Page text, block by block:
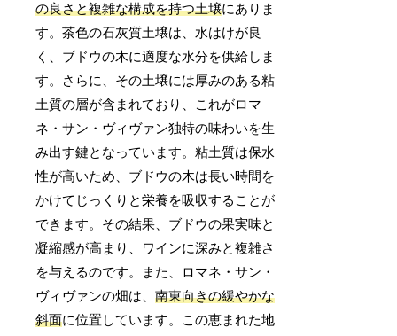
の良さと複雑な構成を持つ土壌にありま
す。茶色の石灰質土壌は、水はけが良
く、ブドウの木に適度な水分を供給しま
す。さらに、その土壌には厚みのある粘
土質の層が含まれており、これがロマ
ネ・サン・ヴィヴァン独特の味わいを生
み出す鍵となっています。粘土質は保水
性が高いため、ブドウの木は長い時間を
かけてじっくりと栄養を吸収することが
できます。その結果、ブドウの果実味と
凝縮感が高まり、ワインに深みと複雑さ
を与えるのです。また、ロマネ・サン・
ヴィヴァンの畑は、南東向きの緩やかな
斜面に位置しています。この恵まれた地